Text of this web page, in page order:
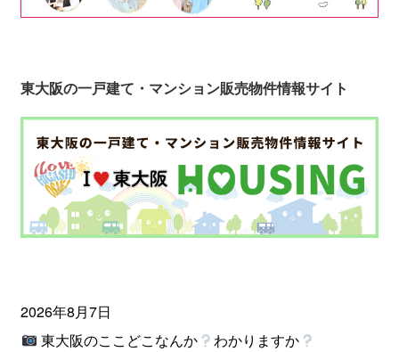
東大阪の一戸建て・マンション販売物件情報サイト
2026年8月7日
東大阪のここどこなんか
わかりますか